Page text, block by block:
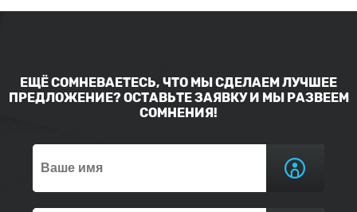
ЕЩЁ СОМНЕВАЕТЕСЬ, ЧТО МЫ СДЕЛАЕМ ЛУЧШЕЕ
ПРЕДЛОЖЕНИЕ? ОСТАВЬТЕ ЗАЯВКУ И МЫ РАЗВЕЕМ
СОМНЕНИЯ!